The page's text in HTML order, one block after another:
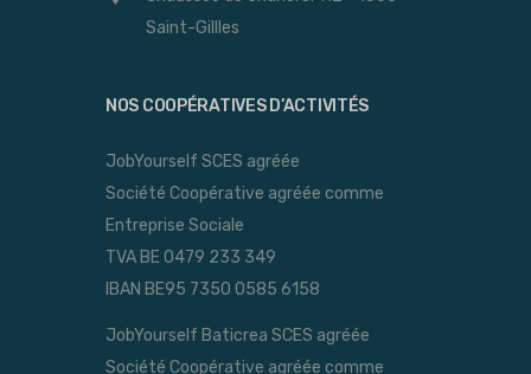
Saint-Gillles
NOS COOPÉRATIVES D’ACTIVITÉS
JobYourself SCES agréée
Société Coopérative agréée comme
Entreprise Sociale
TVA BE 0479 233 349
IBAN BE95 7350 0585 6158
JobYourself Baticrea SCES agréée
Société Coopérative agréée comme